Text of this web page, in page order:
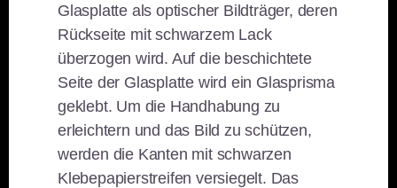
Glasplatte als optischer Bildträger, deren
Rückseite mit schwarzem Lack
überzogen wird. Auf die beschichtete
Seite der Glasplatte wird ein Glasprisma
geklebt. Um die Handhabung zu
erleichtern und das Bild zu schützen,
werden die Kanten mit schwarzen
Klebepapierstreifen versiegelt. Das